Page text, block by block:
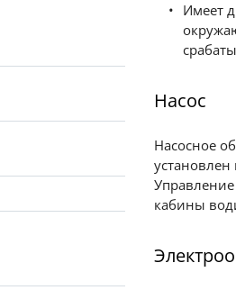
Имеет
Насос
Насосное
кабины